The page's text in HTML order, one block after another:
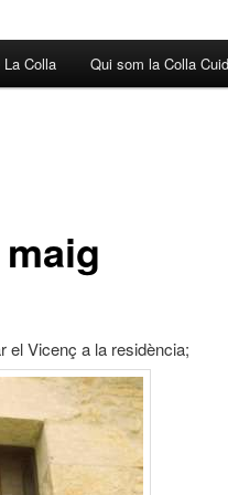
Colla Qui som la Colla
el Vicenç a la residència;